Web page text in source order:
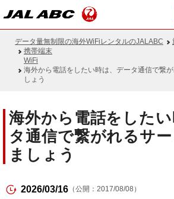
データ量無制限の海外WiFiレンタルのJALABC
携帯端末
WiFi
海外から電話をしたい時は、データ通信で繋
しょう
海外から電話をした
タ通信で繋がれるサ
ましょう
2026/03/16 （公開：2017/08/08）